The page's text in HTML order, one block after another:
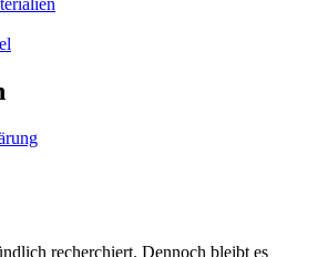
recherchiert. Dennoch bleibt es